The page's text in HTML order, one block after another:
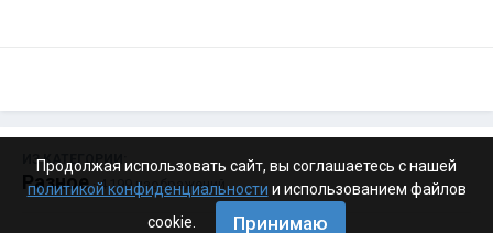
ИЗ КАТЕГОРИИ:
Разное · 4 199 изображений
Продолжая использовать сайт, вы соглашаетесь с нашей
политикой конфиденциальности и использованием файлов
cookie.
Принимаю